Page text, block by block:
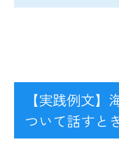
【実践例文
ついて話すと